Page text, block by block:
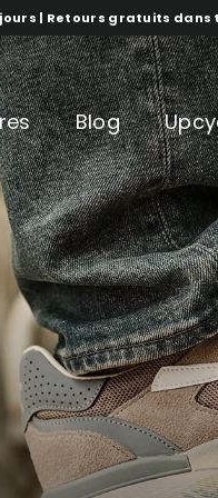
| Retours gratuits dans
Blog